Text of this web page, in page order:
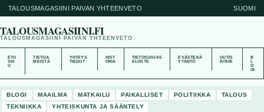
TALOUSMAGASIINI PAIVAN YHTEENVETO SUOMI
TALOUSMAGASIINI.FI
TALOUSMAGASIINI PAIVAN YHTEENVETO
ETU
SIV
U
TIETOA
MEISTÄ
YHTEYS
TIEDOT
HIST
ORIA
TIETOSUOJAS
ELOSTE
EVÄSTEKÄ
YTÄNTÖ
UUTIS
KIRJE
B
O
GI
BLOGI MAAILMA MATKAILU PAIKALLISET POLITIIKKA
TALOUS
TEKNIIKKA
YHTEISKUNTA JA SÄÄNTELY